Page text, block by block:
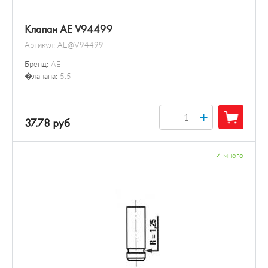
Клапан AE V94499
Артикул: AE@V94499
Бренд: AE
�лапана: 5.5
37.78 руб +
много